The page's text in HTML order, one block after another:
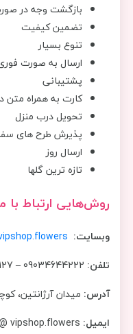
بازگشت وجه در
تضمین کیفیت
تنوع بسیار
ارسال به صورت
پشتیبانی
کارت به همراه متن
تحویل درب منزل
پذیرش طرح های
ارسال روز
تازه ترین گلها
روش‌هایی ارتباط
وبسایت:
تلفن:
–
آدرس: میدان آرژانتین،
ایمیل: